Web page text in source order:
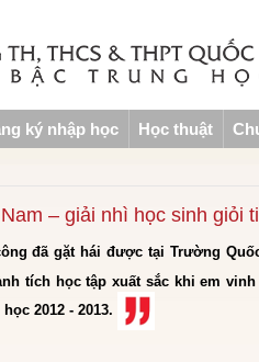
ký nhập học Học thuật
– giải nhì học sinh giỏi
đã gặt hái được tại Trường
tích học tập xuất sắc khi em
2012 - 2013.